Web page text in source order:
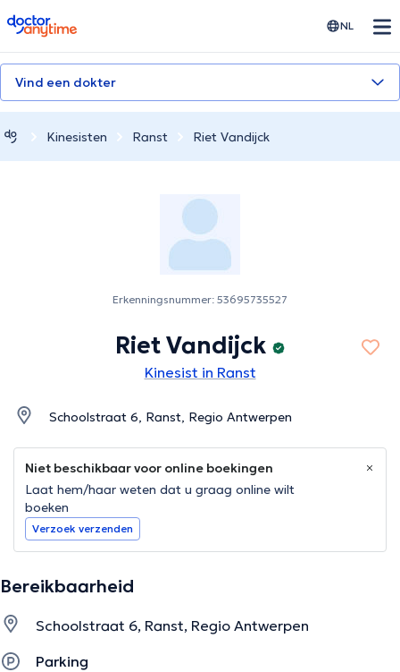
doctoranytime NL
Vind een dokter
Kinesisten Ranst Riet Vandijck
Erkenningsnummer: 53695735527
Riet Vandijck
Kinesist in Ranst
Schoolstraat 6, Ranst, Regio Antwerpen
Niet beschikbaar voor online boekingen
Laat hem/haar weten dat u graag online wilt
boeken
Verzoek verzenden
Bereikbaarheid
Schoolstraat 6, Ranst, Regio Antwerpen
Parking